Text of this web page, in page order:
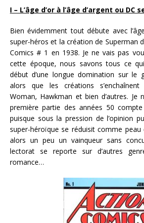
I – L’âge d’or à l’âge d’argent ou DC
Bien évidemment tout débute avec
super-héros et la création de Superman
Comics # 1 en 1938. Je ne vais pas
cette époque, nous savons tous ce
début d’une longue domination sur le
alors que les créations
Woman, Hawkman et bien d’autres.
première partie des années 50
puisque sous la pression de l’opinion
super-héroïque se réduisit comme
alors un peu un vainqueur sans
lectorat se reporte sur d’autres
romance…